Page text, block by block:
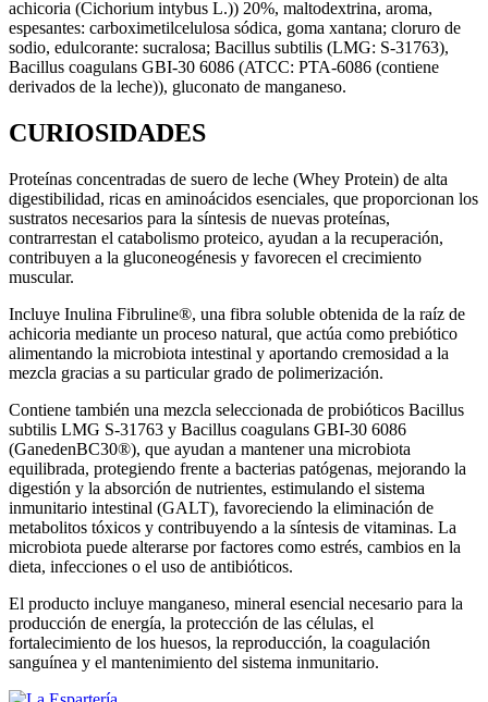
achicoria (Cichorium intybus L.)) 20%, maltodextrina, aroma,
espesantes: carboximetilcelulosa sódica, goma xantana; cloruro de
sodio, edulcorante: sucralosa; Bacillus subtilis (LMG: S-31763),
Bacillus coagulans GBI-30 6086 (ATCC: PTA-6086 (contiene
derivados de la leche)), gluconato de manganeso.
CURIOSIDADES
Proteínas concentradas de suero de leche (Whey Protein) de alta
digestibilidad, ricas en aminoácidos esenciales, que proporcionan los
sustratos necesarios para la síntesis de nuevas proteínas,
contrarrestan el catabolismo proteico, ayudan a la recuperación,
contribuyen a la gluconeogénesis y favorecen el crecimiento
muscular.
Incluye Inulina Fibruline®, una fibra soluble obtenida de la raíz de
achicoria mediante un proceso natural, que actúa como prebiótico
alimentando la microbiota intestinal y aportando cremosidad a la
mezcla gracias a su particular grado de polimerización.
Contiene también una mezcla seleccionada de probióticos Bacillus
subtilis LMG S-31763 y Bacillus coagulans GBI-30 6086
(GanedenBC30®), que ayudan a mantener una microbiota
equilibrada, protegiendo frente a bacterias patógenas, mejorando la
digestión y la absorción de nutrientes, estimulando el sistema
inmunitario intestinal (GALT), favoreciendo la eliminación de
metabolitos tóxicos y contribuyendo a la síntesis de vitaminas. La
microbiota puede alterarse por factores como estrés, cambios en la
dieta, infecciones o el uso de antibióticos.
El producto incluye manganeso, mineral esencial necesario para la
producción de energía, la protección de las células, el
fortalecimiento de los huesos, la reproducción, la coagulación
sanguínea y el mantenimiento del sistema inmunitario.